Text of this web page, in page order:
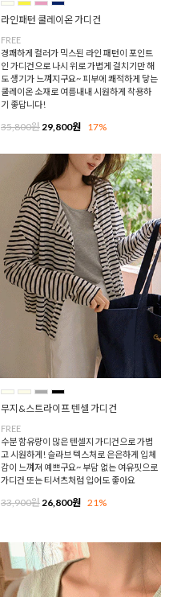
라인패턴 쿨레이온 가디건
FREE
경쾌하게 컬러가 믹스된 라인 패턴이 포인트
인 가디건으로 나시 위로 가볍게 걸치기만 해
도 생기가 느껴지구요~ 피부에 쾌적하게 닿는
쿨레이온 소재로 여름내내 시원하게 착용하
기 좋답니다!
35,800원 29,800원 17%
무지&스트라이프 텐셀 가디건
FREE
수분 함유량이 많은 텐셀지 가디건으로 가볍
고 시원하게! 슬라브 텍스처로 은은하게 입체
감이 느껴져 예쁘구요~ 부담 없는 여유핏으로
가디건 또는 티셔츠처럼 입어도 좋아요
33,900원 26,800원 21%